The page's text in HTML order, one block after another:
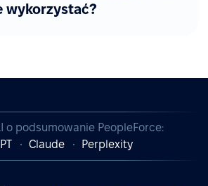
wykorzystać?
o podsumowanie PeopleForce:
Claude Perplexity